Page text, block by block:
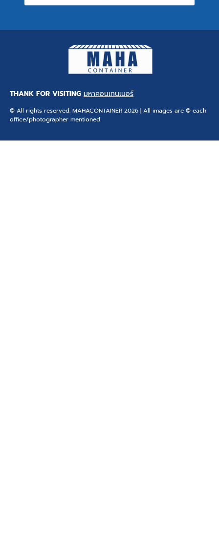
THANK FOR VISITING มหาคอนเทนเนอร์
© All rights reserved. MAHACONTAINER 2026 | All images are © each
office/photographer mentioned.